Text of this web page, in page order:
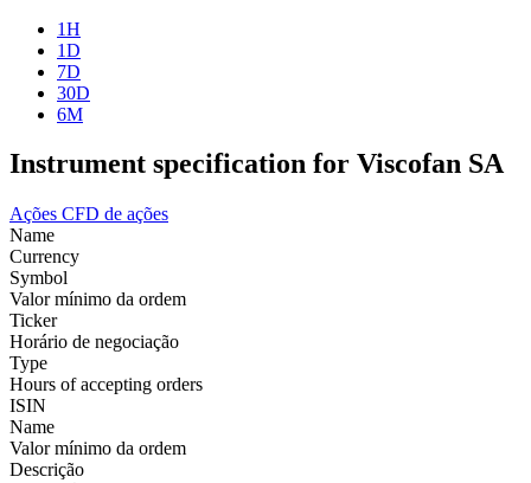
1H
1D
7D
30D
6M
Instrument specification for Viscofan SA
Ações CFD de ações
Name
Currency
Symbol
Valor mínimo da ordem
Ticker
Horário de negociação
Type
Hours of accepting orders
ISIN
Name
Valor mínimo da ordem
Descrição